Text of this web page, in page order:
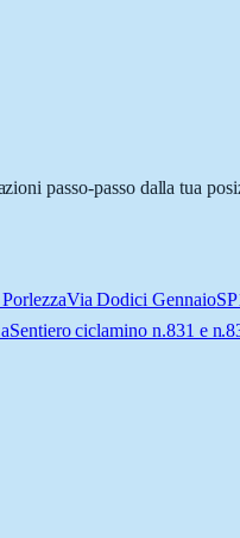
passo-passo dalla tua
Via Dodici Gennaio
Sentiero ciclamino n.831 e